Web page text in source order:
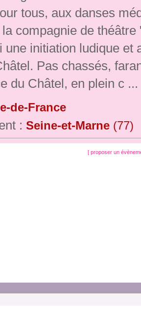
tous, aux danses
compagnie de
une initiation ludique et
Pas chassés,
du Châtel, en plein c ...
de-France
: Seine-et-Marne (77)
[ proposer un